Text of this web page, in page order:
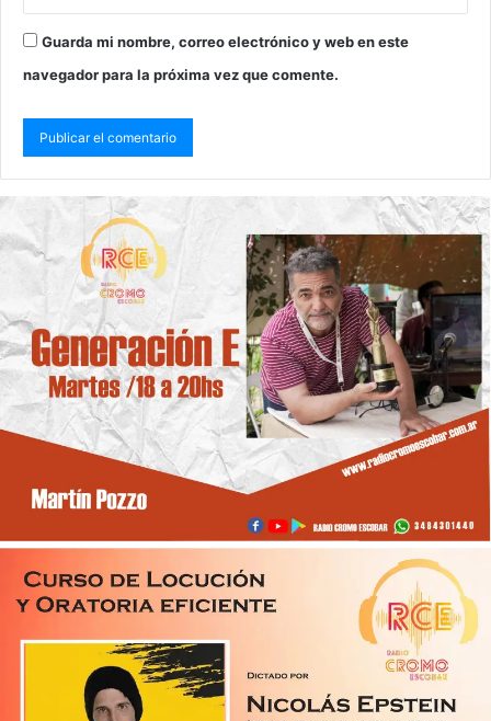
Guarda mi nombre, correo electrónico y web en este
navegador para la próxima vez que comente.